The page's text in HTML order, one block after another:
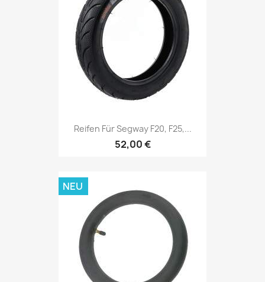
Reifen Für Segway F20, F25,...
52,00 €
NEU